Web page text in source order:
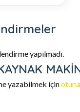
yapılmadı.
yazabilmek için